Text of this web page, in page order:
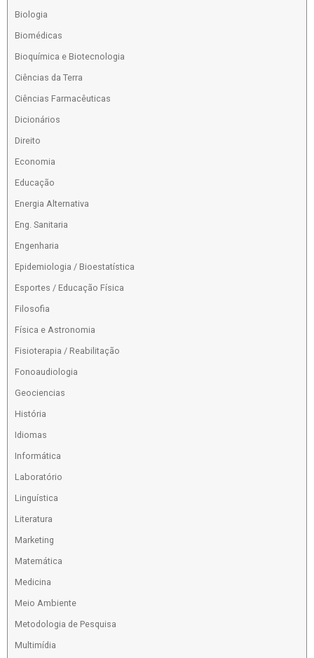
Biologia
Biomédicas
Bioquímica e Biotecnologia
Ciências da Terra
Ciências Farmacêuticas
Dicionários
Direito
Economia
Educação
Energia Alternativa
Eng. Sanitaria
Engenharia
Epidemiologia / Bioestatística
Esportes / Educação Física
Filosofia
Física e Astronomia
Fisioterapia / Reabilitação
Fonoaudiologia
Geociencias
História
Idiomas
Informática
Laboratório
Linguística
Literatura
Marketing
Matemática
Medicina
Meio Ambiente
Metodologia de Pesquisa
Multimídia